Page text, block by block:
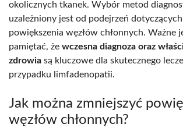
okolicznych tkanek. Wybór metod
uzależniony jest od podejrzeń
powiększenia węzłów chłonnych. Ważne
pamiętać, że wczesna diagnoza oraz
zdrowia są kluczowe dla skutecznego
przypadku limfadenopatii.
Jak można zmniejszyć
węzłów chłonnych?